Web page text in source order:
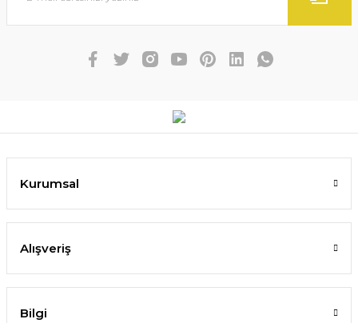
Kurumsal
Alışveriş
Bilgi